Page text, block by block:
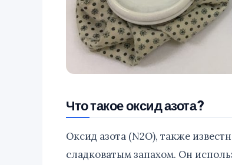
Что такое оксид азота?
Оксид азота (N2O), также
сладковатым запахом. Он